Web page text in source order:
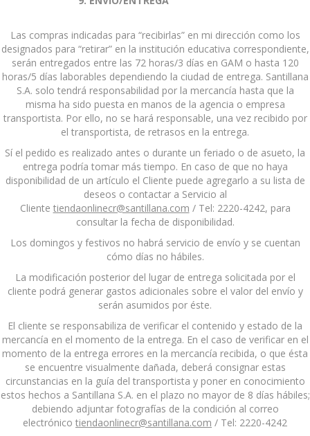
Las compras indicadas para “recibirlas” en mi dirección como los
designados para “retirar” en la institución educativa correspondiente,
serán entregados entre las 72 horas/3 días en GAM o hasta 120
horas/5 días laborables dependiendo la ciudad de entrega. Santillana
S.A. solo tendrá responsabilidad por la mercancía hasta que la
misma ha sido puesta en manos de la agencia o empresa
transportista. Por ello, no se hará responsable, una vez recibido por
el transportista, de retrasos en la entrega.
Sí el pedido es realizado antes o durante un feriado o de asueto, la
entrega podría tomar más tiempo. En caso de que no haya
disponibilidad de un artículo el Cliente puede agregarlo a su lista de
deseos o contactar a Servicio al
Cliente tiendaonlinecr@santillana.com / Tel: 2220-4242, para
consultar la fecha de disponibilidad.
Los domingos y festivos no habrá servicio de envío y se cuentan
cómo días no hábiles.
La modificación posterior del lugar de entrega solicitada por el
cliente podrá generar gastos adicionales sobre el valor del envío y
serán asumidos por éste.
El cliente se responsabiliza de verificar el contenido y estado de la
mercancía en el momento de la entrega. En el caso de verificar en el
momento de la entrega errores en la mercancía recibida, o que ésta
se encuentre visualmente dañada, deberá consignar estas
circunstancias en la guía del transportista y poner en conocimiento
estos hechos a Santillana S.A. en el plazo no mayor de 8 días hábiles;
debiendo adjuntar fotografías de la condición al correo
electrónico tiendaonlinecr@santillana.com / Tel: 2220-4242